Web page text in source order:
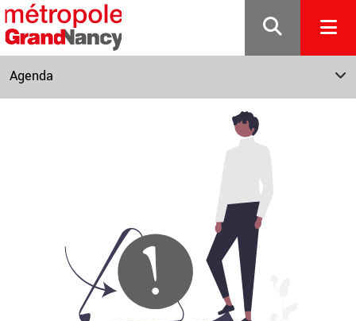
Gestion de vos préférences sur les cookies
Agenda